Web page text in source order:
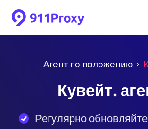
Агент по положению
Кувейт.
Регулярно